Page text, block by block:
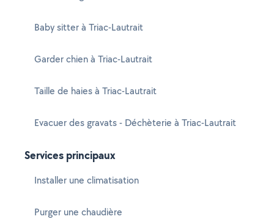
Baby sitter à Triac-Lautrait
Garder chien à Triac-Lautrait
Taille de haies à Triac-Lautrait
Evacuer des gravats - Déchèterie à Triac-Lautrait
Services principaux
Installer une climatisation
Purger une chaudière